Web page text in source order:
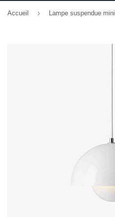
Accueil ›